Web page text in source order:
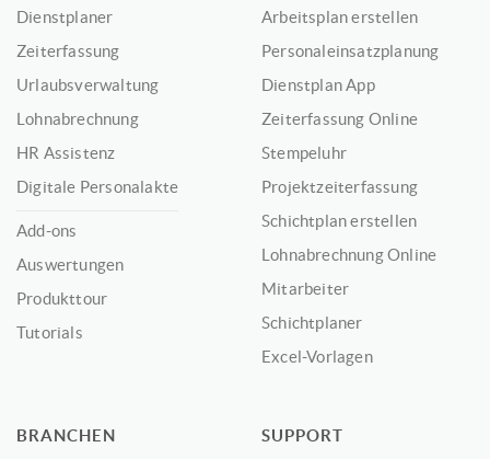
Dienstplaner
Zeiterfassung
Urlaubsverwaltung
Lohnabrechnung
HR Assistenz
Digitale Personalakte
Add-ons
Auswertungen
Produkttour
Tutorials
Arbeitsplan erstellen
Personaleinsatzplanung
Dienstplan App
Zeiterfassung Online
Stempeluhr
Projektzeiterfassung
Schichtplan erstellen
Lohnabrechnung Online
Mitarbeiter
Schichtplaner
Excel-Vorlagen
BRANCHEN
SUPPORT